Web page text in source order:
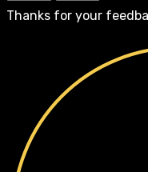
Thanks for your